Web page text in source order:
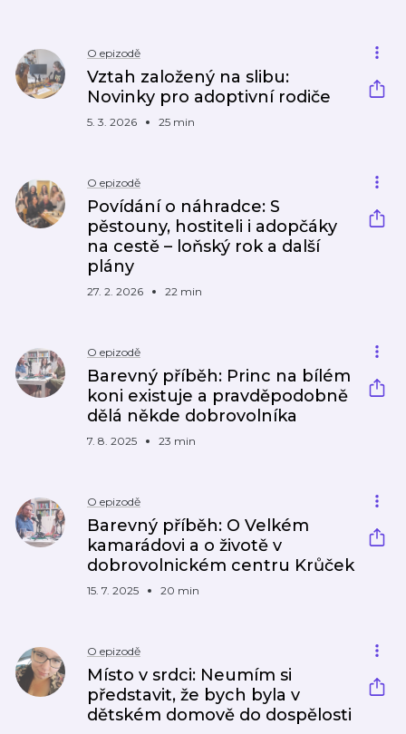
O epizodě
Vztah založený na slibu:
Novinky pro adoptivní rodiče
5. 3. 2026 25 min
O epizodě
Povídání o náhradce: S
pěstouny, hostiteli i adopčáky
na cestě – loňský rok a další
plány
27. 2. 2026 22 min
O epizodě
Barevný příběh: Princ na bílém
koni existuje a pravděpodobně
dělá někde dobrovolníka
7. 8. 2025 23 min
O epizodě
Barevný příběh: O Velkém
kamarádovi a o životě v
dobrovolnickém centru Krůček
15. 7. 2025 20 min
O epizodě
Místo v srdci: Neumím si
představit, že bych byla v
dětském domově do dospělosti